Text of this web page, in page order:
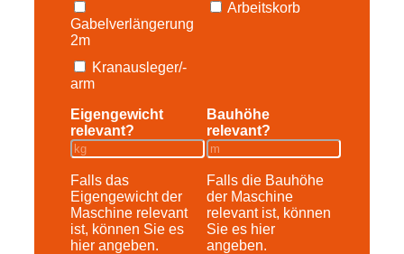
Gabelverlängerung
2m
Arbeitskorb
Kranausleger/-
arm
Eigengewicht
relevant?
Falls das
Eigengewicht der
Maschine relevant
ist, können Sie es
hier angeben.
Bauhöhe
relevant?
Falls die Bauhöhe
der Maschine
relevant ist, können
Sie es hier
angeben.